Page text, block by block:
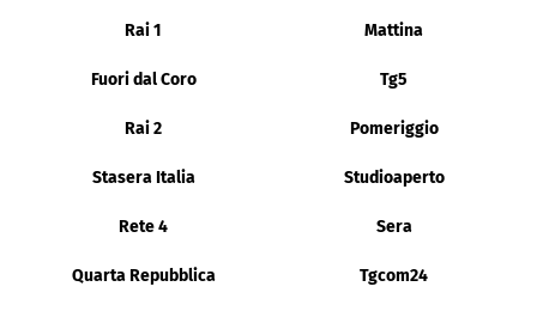
Rai 1 Mattina
Fuori dal Coro Tg5
Rai 2 Pomeriggio
Stasera Italia Studioaperto
Rete 4 Sera
Quarta Repubblica Tgcom24